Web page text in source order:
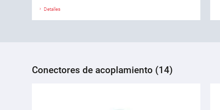
Detalles
Conectores de acoplamiento (14)